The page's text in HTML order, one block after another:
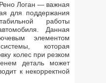
Логан — важная
для поддержания
работы
Данная
элементом
которая
колес при резком
деталь может
к некорректной